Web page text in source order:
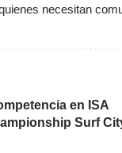
necesitan
en ISA
Surf